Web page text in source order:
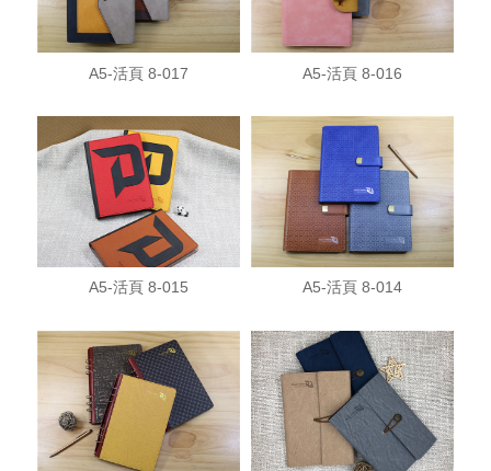
A5-活頁 8-017 A5-活頁 8-016
A5-活頁 8-015 A5-活頁 8-014